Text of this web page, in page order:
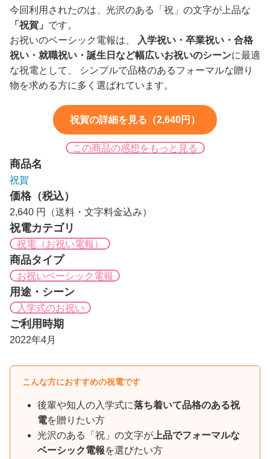
今回利用されたのは、光沢のある「祝」の文字が上品な
「祝賀」 です。
お祝いのベーシック電報は、
入学祝い・卒業祝い・合格
祝い・就職祝い・誕生日など幅広いお祝いのシーンに最適
な祝電として、 シンプルで品格のあるフォーマルな贈り
物を求める方に多く選ばれています。
祝賀の詳細を見る（2,640円）
この商品の感想をもっと見る
商品名
祝賀
価格（税込）
2,640 円（送料・文字料金込み）
祝電カテゴリ
祝電（お祝い電報）
商品タイプ
お祝いベーシック電報
用途・シーン
入学式のお祝い
ご利用時期
2022年4月
こんな方におすすめの祝電です
後輩や知人の入学式に落ち着いて品格のある祝
電を贈りたい方
光沢のある「祝」の文字が 上品でフォーマルな
ベーシック電報を選びたい方